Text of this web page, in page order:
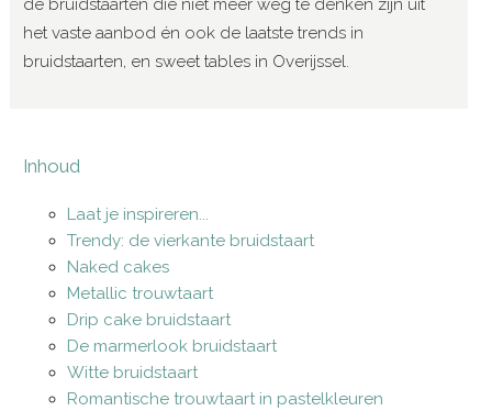
het vaste aanbod én ook de laatste trends in
bruidstaarten, en sweet tables in Overijssel.
Inhoud
Laat je inspireren...
Trendy: de vierkante bruidstaart
Naked cakes
Metallic trouwtaart
Drip cake bruidstaart
De marmerlook bruidstaart
Witte bruidstaart
Romantische trouwtaart in pastelkleuren